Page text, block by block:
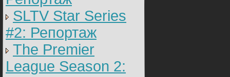
SLTV Star Series
#2: Репортаж
The Premier
League Season 2: